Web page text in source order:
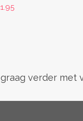
Prijsklasse:
verder met